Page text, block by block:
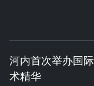
河内首次举办国
术精华